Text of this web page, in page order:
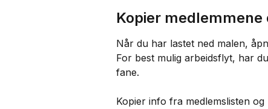
Kopier medlemmene
Når du har lastet ned malen,
For best mulig arbeidsflyt, har
fane.
Kopier info fra medlemslisten